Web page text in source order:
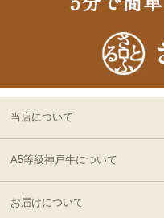
13:18:00
2026-
08-06
12:40:00
2026-
21
06:55:00
当店について
A5等級神戸牛について
お届けについて